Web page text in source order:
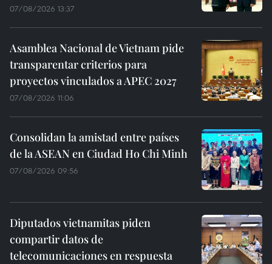
07/08/2026 13:37
Asamblea Nacional de Vietnam pide
transparentar criterios para
proyectos vinculados a APEC 2027
07/08/2026 11:06
Consolidan la amistad entre países
de la ASEAN en Ciudad Ho Chi Minh
07/08/2026 09:56
Diputados vietnamitas piden
compartir datos de
telecomunicaciones en respuesta